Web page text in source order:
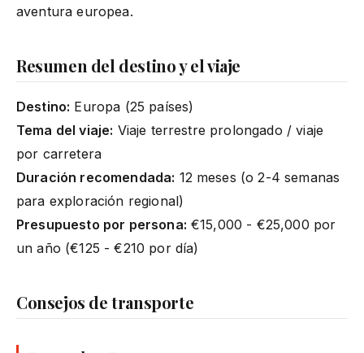
aventura europea.
Resumen del destino y el viaje
Destino: Europa (25 países)
Tema del viaje: Viaje terrestre prolongado / viaje
por carretera
Duración recomendada: 12 meses (o 2-4 semanas
para exploración regional)
Presupuesto por persona: €15,000 - €25,000 por
un año (€125 - €210 por día)
Consejos de transporte